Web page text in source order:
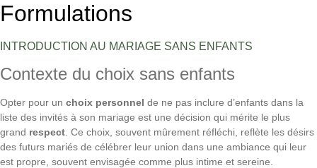
Formulations
INTRODUCTION AU MARIAGE SANS ENFANTS
Contexte du choix sans enfants
Opter pour un choix personnel de ne pas inclure d’enfants dans la
liste des invités à son mariage est une décision qui mérite le plus
grand respect . Ce choix, souvent mûrement réfléchi, reflète les désirs
des futurs mariés de célébrer leur union dans une ambiance qui leur
est propre, souvent envisagée comme plus intime et sereine.